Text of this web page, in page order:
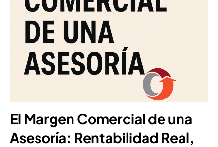
El Margen Comercial de una
Asesoría: Rentabilidad Real,